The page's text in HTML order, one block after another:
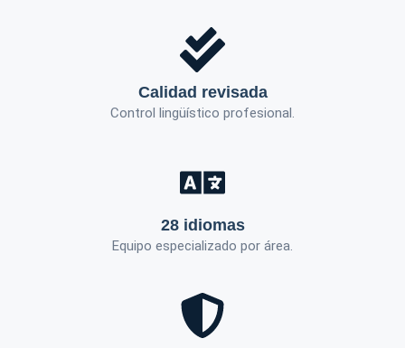
Calidad revisada
Control lingüístico profesional.
28 idiomas
Equipo especializado por área.